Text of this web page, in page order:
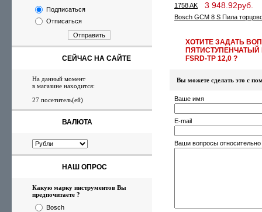
Подписаться
Отписаться
Отправить
СЕЙЧАС НА САЙТЕ
На данный момент
в магазине находится:
27 посетитель(ей)
ВАЛЮТА
НАШ ОПРОС
Какую марку инструментов Вы
предпочитаете ?
Bosch
1758 AK
3 948.92руб.
Bosch GCM 8 S Пила
ХОТИТЕ ЗАДАТЬ
ПЯТИСТУПЕНЧАТЫЙ
FSRD-TP 12,0 ?
Вы можете сделать это с
Ваше имя
E-mail
Ваши вопросы относительно